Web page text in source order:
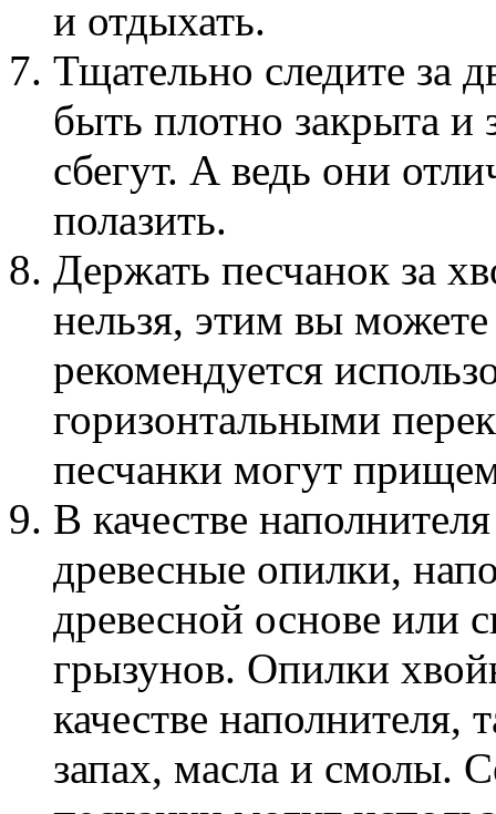
и отдыхать.
Тщательно следите за
быть плотно закрыта и
сбегут. А ведь они
полазить.
Держать песчанок за
нельзя, этим вы
рекомендуется
горизонтальными
песчанки могут
В качестве
древесные опилки,
древесной основе или
грызунов. Опилки
качестве
запах, масла и смолы.